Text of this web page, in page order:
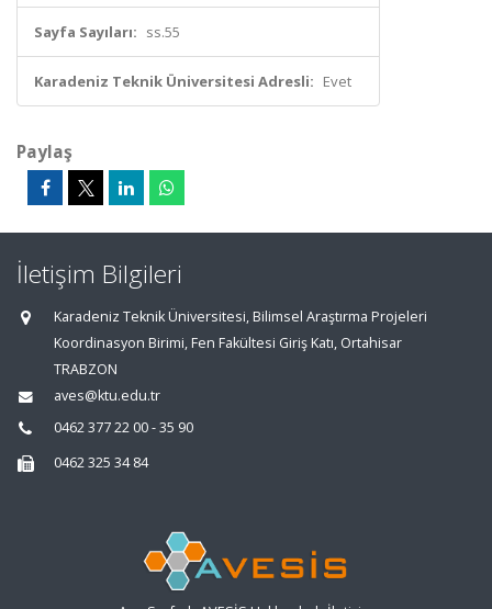
Sayfa Sayıları: ss.55
Karadeniz Teknik Üniversitesi Adresli: Evet
Paylaş
İletişim Bilgileri
Karadeniz Teknik Üniversitesi, Bilimsel Araştırma Projeleri
Koordinasyon Birimi, Fen Fakültesi Giriş Katı, Ortahisar
TRABZON
aves@ktu.edu.tr
0462 377 22 00 - 35 90
0462 325 34 84